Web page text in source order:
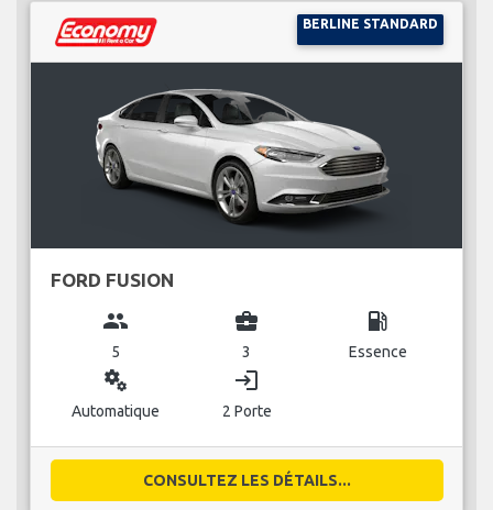
BERLINE STANDARD
FORD FUSION
group
5
business_center
3
local_gas_station
Essence
miscellaneous_services
Automatique
login
2 Porte
CONSULTEZ LES DÉTAILS...